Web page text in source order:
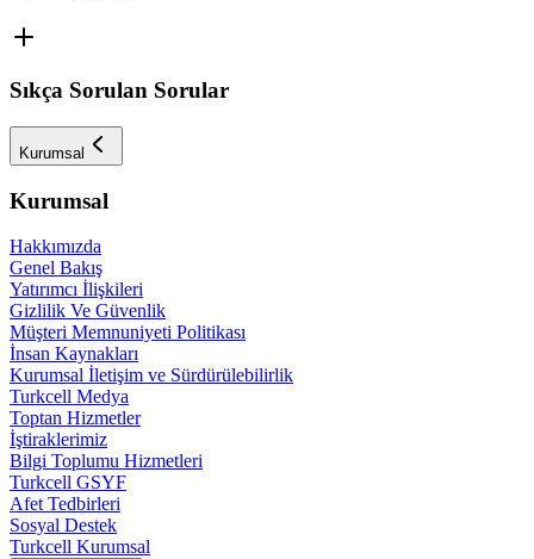
Sıkça Sorulan Sorular
Kurumsal
Kurumsal
Hakkımızda
Genel Bakış
Yatırımcı İlişkileri
Gizlilik Ve Güvenlik
Müşteri Memnuniyeti Politikası
İnsan Kaynakları
Kurumsal İletişim ve Sürdürülebilirlik
Turkcell Medya
Toptan Hizmetler
İştiraklerimiz
Bilgi Toplumu Hizmetleri
Turkcell GSYF
Afet Tedbirleri
Sosyal Destek
Turkcell Kurumsal